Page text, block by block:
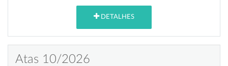
DETALHES
Atas 10/2026